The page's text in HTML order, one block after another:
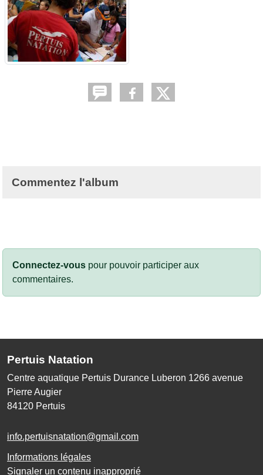
Commentez l'album
Connectez-vous pour pouvoir participer aux
commentaires.
Pertuis Natation
Centre aquatique Pertuis Durance Luberon 1266 avenue
Pierre Augier
84120 Pertuis
info.pertuisnatation@gmail.com
Informations légales
Signaler un contenu inapproprié